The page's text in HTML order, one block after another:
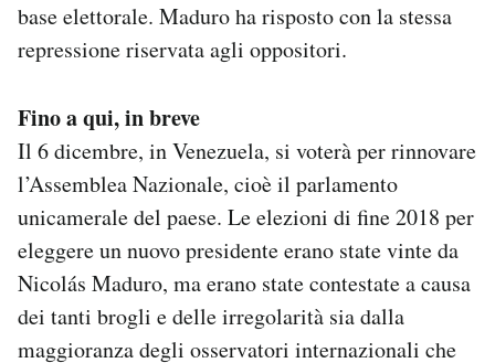
base elettorale. Maduro ha risposto con la stessa
repressione riservata agli oppositori.
Fino a qui, in breve
Il 6 dicembre, in Venezuela, si voterà per rinnovare
l’Assemblea Nazionale, cioè il parlamento
unicamerale del paese. Le elezioni di fine 2018 per
eleggere un nuovo presidente erano state vinte da
Nicolás Maduro, ma erano state contestate a causa
dei tanti brogli e delle irregolarità sia dalla
maggioranza degli osservatori internazionali che